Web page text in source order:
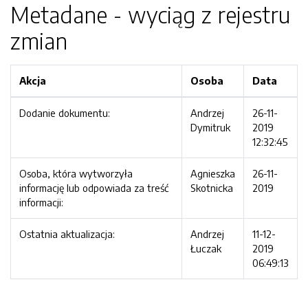
Metadane - wyciąg z rejestru
zmian
Akcja Osoba Data
Dodanie dokumentu:
Andrzej
Dymitruk
26-11-
2019
12:32:45
Osoba, która wytworzyła
informację lub odpowiada za treść
informacji:
Agnieszka
Skotnicka
26-11-
2019
Ostatnia aktualizacja:
Andrzej
Łuczak
11-12-
2019
06:49:13